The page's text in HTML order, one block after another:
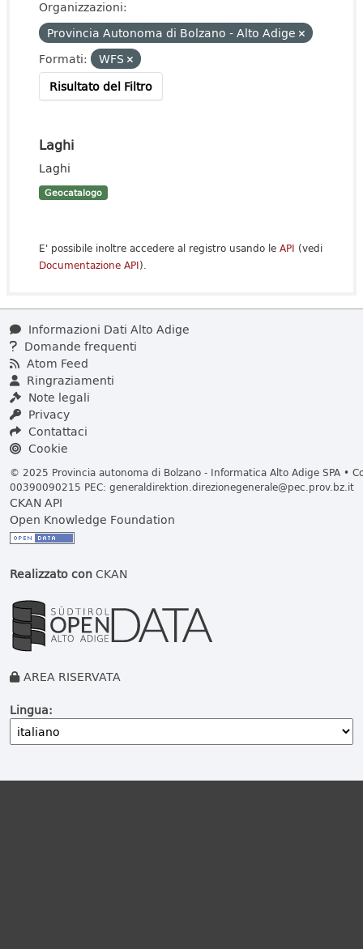
Organizzazioni:
Provincia Autonoma di Bolzano - Alto Adige
Formati:
WFS
Risultato del Filtro
Laghi
Laghi
Geocatalogo
E' possibile inoltre accedere al registro usando le API (vedi
Documentazione API).
Informazioni Dati Alto Adige
Domande frequenti
Atom Feed
Ringraziamenti
Note legali
Privacy
Contattaci
Cookie
© 2025 Provincia autonoma di Bolzano - Informatica Alto Adige SPA •
00390090215 PEC: generaldirektion.direzionegenerale@pec.prov.bz.it
CKAN API
Open Knowledge Foundation
Realizzato conCKAN
AREA RISERVATA
Lingua